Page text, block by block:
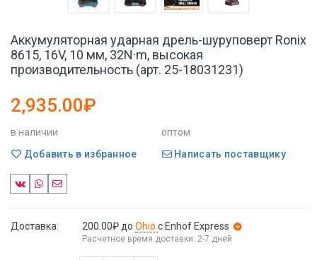
Аккумуляторная ударная дрель-шуруповерт Ronix
8615, 16V, 10 мм, 32N·m, высокая
производительность (арт. 25-18031231)
2,935.00₽
в наличии
оптом
Добавить в избранное
Написать поставщику
Доставка: 200.00₽ до Ohio с Enhof Express
Расчетное время доставки: 2-7 дней